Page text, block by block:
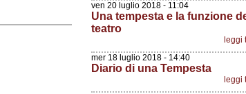
ven 20 luglio 2018 - 11:04
Una tempesta e la funzione
teatro
leggi
mer 18 luglio 2018 - 14:40
Diario di una Tempesta
leggi